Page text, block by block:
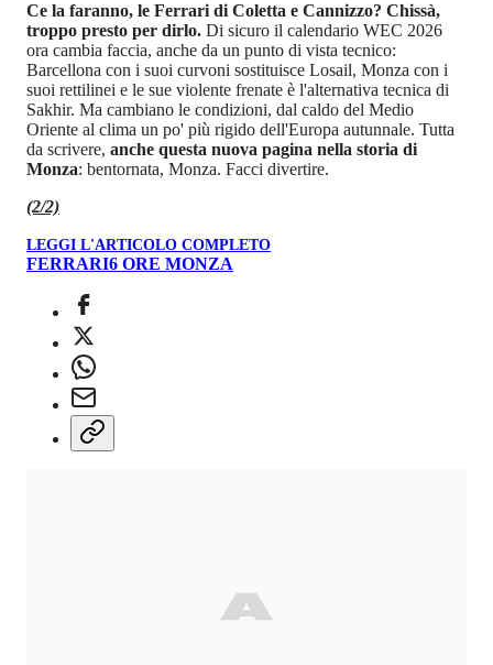
Ce la faranno, le Ferrari di Coletta e Cannizzo? Chissà,
troppo presto per dirlo. Di sicuro il calendario WEC 2026
ora cambia faccia, anche da un punto di vista tecnico:
Barcellona con i suoi curvoni sostituisce Losail, Monza con i
suoi rettilinei e le sue violente frenate è l'alternativa tecnica di
Sakhir. Ma cambiano le condizioni, dal caldo del Medio
Oriente al clima un po' più rigido dell'Europa autunnale. Tutta
da scrivere, anche questa nuova pagina nella storia di
Monza: bentornata, Monza. Facci divertire.
(2/2)
LEGGI L'ARTICOLO COMPLETO
FERRARI6 ORE MONZA